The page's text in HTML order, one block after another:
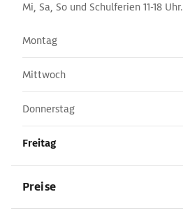
Mi, Sa, So und Schulferien 11-18 Uhr.
Montag
Mittwoch
Donnerstag
Freitag
Preise